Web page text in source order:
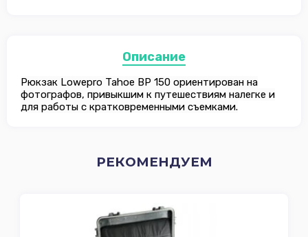
Описание
Рюкзак Lowepro Tahoe BP 150 ориентирован на
фотографов, привыкшим к путешествиям налегке и
для работы с кратковременными съемками.
РЕКОМЕНДУЕМ